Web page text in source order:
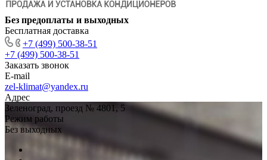
Без предоплаты и выходных
Бесплатная доставка
+7 (499) 500-38-51
+7 (499) 500-38-51
Заказать звонок
E-mail
zel-klimat@yandex.ru
Адрес
Зеленоград, проезд № 4801, 5
Режим работы
Без выходных